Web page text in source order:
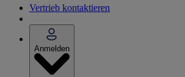
Vertrieb kontaktieren
Anmelden